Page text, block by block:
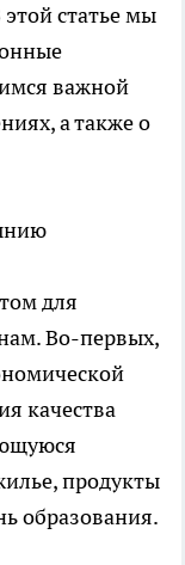
статье мы
важной
а также о
для
Во-первых,
качества
продукты
образования.